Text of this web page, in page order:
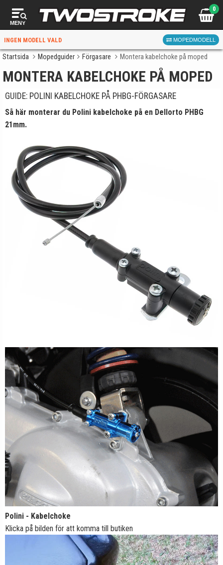
MENY
0
INGEN MODELL VALD MOPEDMODELL
VÄLJ MOPED FÖR RÄTT DELAR
VÄLJ
När du valt kommer butiken visa delar för vald moped
och universella produkter.
Startsida Mopedguider Förgasare Montera kabelchoke på moped
MONTERA KABELCHOKE PÅ MOPED
GUIDE: POLINI KABELCHOKE PÅ PHBG-FÖRGASARE
Så här monterar du Polini kabelchoke på en Dellorto PHBG
21mm.
Polini - Kabelchoke
Klicka på bilden för att komma till butiken